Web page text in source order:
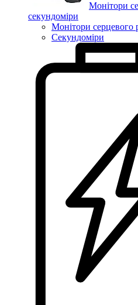
Монітори
секундоміри
Монітори серцевого
Секундоміри